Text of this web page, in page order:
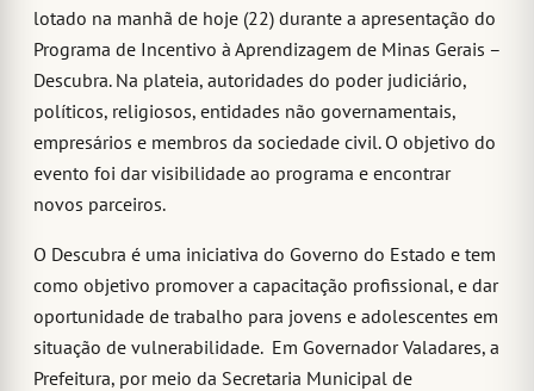
lotado na manhã de hoje (22) durante a apresentação do
Programa de Incentivo à Aprendizagem de Minas Gerais –
Descubra. Na plateia, autoridades do poder judiciário,
políticos, religiosos, entidades não governamentais,
empresários e membros da sociedade civil. O objetivo do
evento foi dar visibilidade ao programa e encontrar
novos parceiros.
O Descubra é uma iniciativa do Governo do Estado e tem
como objetivo promover a capacitação profissional, e dar
oportunidade de trabalho para jovens e adolescentes em
situação de vulnerabilidade. Em Governador Valadares, a
Prefeitura, por meio da Secretaria Municipal de